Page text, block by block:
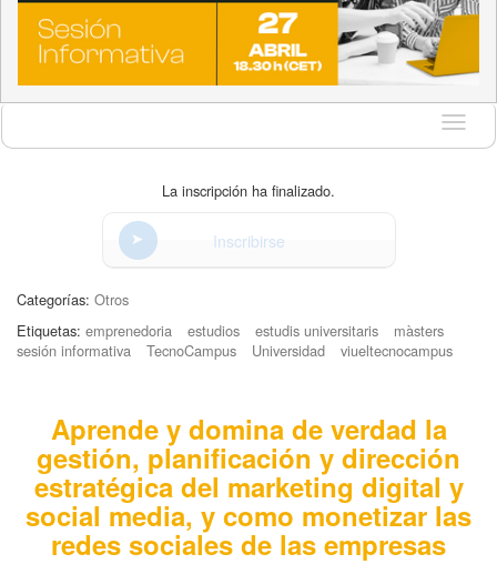
Idioma
La inscripción ha finalizado.
Inscribirse
Categorías: Otros
Etiquetas: emprenedoria estudios estudis universitaris
màsters
sesión informativa
TecnoCampus Universidad viueltecnocampus
Aprende y domina de verdad la
gestión, planificación y dirección
estratégica del marketing digital y
social media, y como monetizar las
redes sociales de las empresas